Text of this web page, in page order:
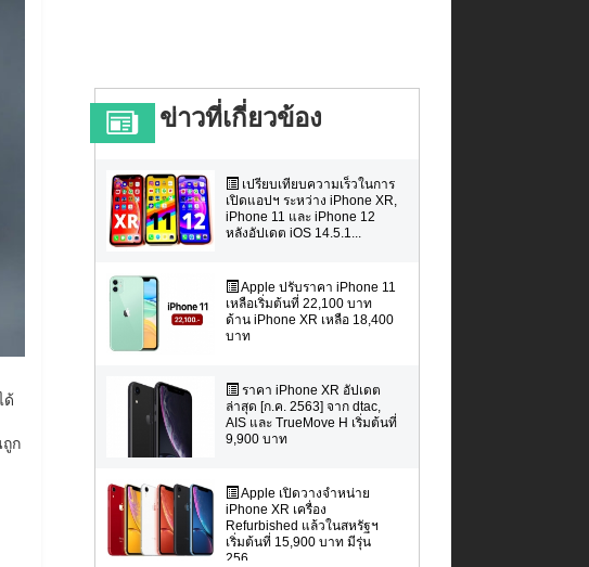
ด้
ถูก
ข่าวที่เกี่ยวข้อง
เปรียบเทียบความเร็วในการ
เปิดแอปฯ ระหว่าง iPhone XR,
iPhone 11 และ iPhone 12
หลังอัปเดต iOS 14.5.1...
Apple ปรับราคา iPhone 11
เหลือเริ่มต้นที่ 22,100 บาท
ด้าน iPhone XR เหลือ 18,400
บาท
ราคา iPhone XR อัปเดต
ล่าสุด [ก.ค. 2563] จาก dtac,
AIS และ TrueMove H เริ่มต้นที่
9,900 บาท
Apple เปิดวางจำหน่าย
iPhone XR เครื่อง
Refurbished แล้วในสหรัฐฯ
เริ่มต้นที่ 15,900 บาท มีรุ่น
256...